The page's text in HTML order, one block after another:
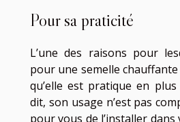
Pour sa praticité
L’une des raisons pour
pour une semelle
qu’elle est pratique en
dit, son usage n’est pas
pour vous de l’installer